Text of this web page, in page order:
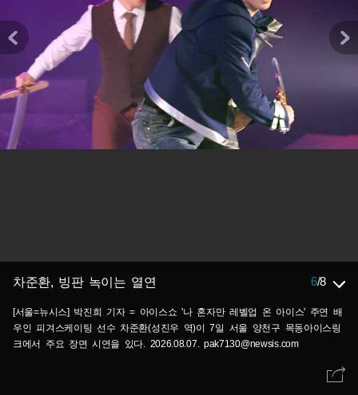
차준환, 빙판 녹이는 열연 6/8
[서울=뉴시스] 박진희 기자 = 아이스쇼 '나 혼자만 레벨업 온 아이스' 주연 배
우인 피겨스케이팅 선수 차준환(성진우 역)이 7일 서울 양천구 목동아이스링
크에서 주요 장면 시연을 있다. 2026.08.07. pak7130@newsis.com